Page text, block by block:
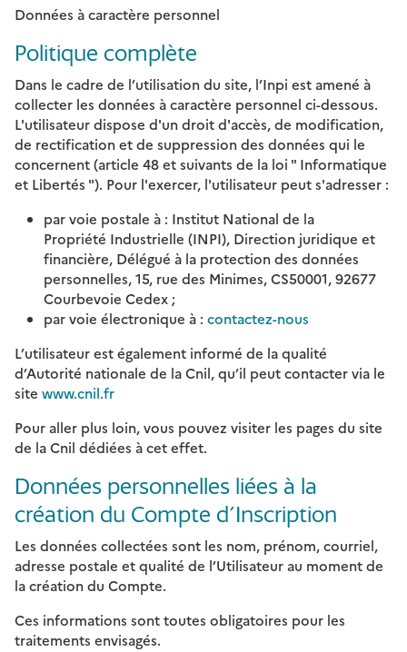
Données à caractère personnel
Politique complète
Dans le cadre de l’utilisation du site, l’Inpi est amené à
collecter les données à caractère personnel ci-dessous.
L'utilisateur dispose d'un droit d'accès, de modification,
de rectification et de suppression des données qui le
concernent (article 48 et suivants de la loi " Informatique
et Libertés "). Pour l'exercer, l'utilisateur peut s'adresser :
par voie postale à : Institut National de la
Propriété Industrielle (INPI), Direction juridique et
financière, Délégué à la protection des données
personnelles, 15, rue des Minimes, CS50001, 92677
Courbevoie Cedex ;
par voie électronique à : contactez-nous
L’utilisateur est également informé de la qualité
d’Autorité nationale de la Cnil, qu’il peut contacter via le
site www.cnil.fr
Pour aller plus loin, vous pouvez visiter les pages du site
de la Cnil dédiées à cet effet.
Données personnelles liées à la
création du Compte d’Inscription
Les données collectées sont les nom, prénom, courriel,
adresse postale et qualité de l’Utilisateur au moment de
la création du Compte.
Ces informations sont toutes obligatoires pour les
traitements envisagés.